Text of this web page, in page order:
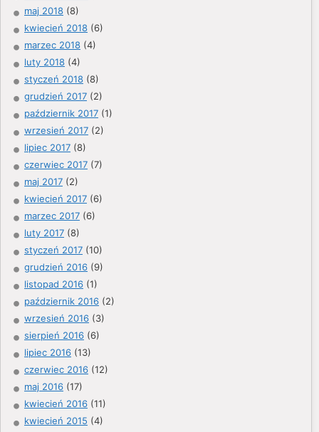
maj 2018 (8)
kwiecień 2018 (6)
marzec 2018 (4)
luty 2018 (4)
styczeń 2018 (8)
grudzień 2017 (2)
październik 2017 (1)
wrzesień 2017 (2)
lipiec 2017 (8)
czerwiec 2017 (7)
maj 2017 (2)
kwiecień 2017 (6)
marzec 2017 (6)
luty 2017 (8)
styczeń 2017 (10)
grudzień 2016 (9)
listopad 2016 (1)
październik 2016 (2)
wrzesień 2016 (3)
sierpień 2016 (6)
lipiec 2016 (13)
czerwiec 2016 (12)
maj 2016 (17)
kwiecień 2016 (11)
kwiecień 2015 (4)